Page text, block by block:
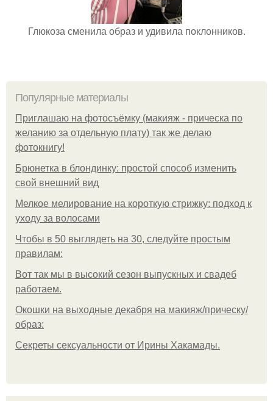
Глюкоза сменила образ и удивила поклонников.
Популярные материалы
Приглашаю на фотосъёмку (макияж - прическа по
желанию за отдельную плату) так же делаю
фотокнигу!
Брюнетка в блондинку: простой способ изменить
свой внешний вид
Мелкое мелирование на короткую стрижку: подход к
уходу за волосами
Чтобы в 50 выглядеть на 30, следуйте простым
правилам:
Вот так мы в высокий сезон выпускных и свадеб
работаем.
Окошки на выходные декабря на макияж/прическу/
образ:
Секреты сексуальности от Ирины Хакамады.